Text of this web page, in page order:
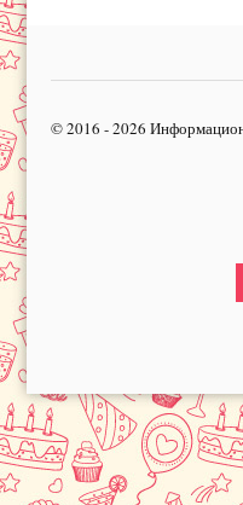
© 2016 - 2026